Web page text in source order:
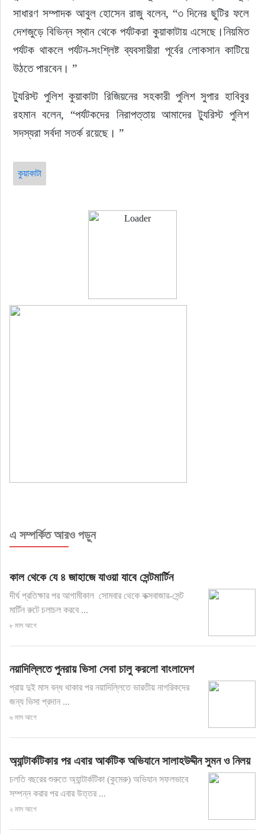
সাধারণ সম্পাদক আবুল হোসেন রাজু বলেন, “৩ দিনের ছুটির ফলে
দেশজুড়ে বিভিন্ন স্থান থেকে পর্যটকরা কুয়াকাটায় এসেছে।নিয়মিত
পর্যটক থাকলে পর্যটন-সংশ্লিষ্ট ব্যবসায়ীরা পূর্বের লোকসান কাটিয়ে
উঠতে পারবেন। ”
ট্যুরিস্ট পুলিশ কুয়াকাটা রিজিয়নের সহকারী পুলিশ সুপার হাবিবুর
রহমান বলেন, “পর্যটকদের নিরাপত্তায় আমাদের ট্যুরিস্ট পুলিশ
সদস্যরা সর্বদা সতর্ক রয়েছে। ”
কুয়াকাটা
এ সম্পর্কিত আরও পড়ুন
কাল থেকে যে ৪ জাহাজে যাওয়া যাবে সেন্টমার্টিন
দীর্ঘ প্রতিক্ষার পর আগামীকাল সোমবার থেকে কক্সবাজার-সেন্ট
মার্টিন রুটে চলাচল করবে ...
৮ মাস আগে
নয়াদিল্লিতে পুনরায় ভিসা সেবা চালু করলো বাংলাদেশ
প্রায় দুই মাস বন্ধ থাকার পর নয়াদিল্লিতে ভারতীয় নাগরিকদের
জন্য ভিসা প্রদান ...
৬ মাস আগে
অ্যান্টার্কটিকার পর এবার আর্কটিক অভিযানে সালাহউদ্দীন সুমন ও নিলয়
চলতি বছরের শুরুতে অ্যান্টার্কটিকা (কুমেরু) অভিযান সফলভাবে
সম্পন্ন করার পর এবার উত্তর ...
২ মাস আগে